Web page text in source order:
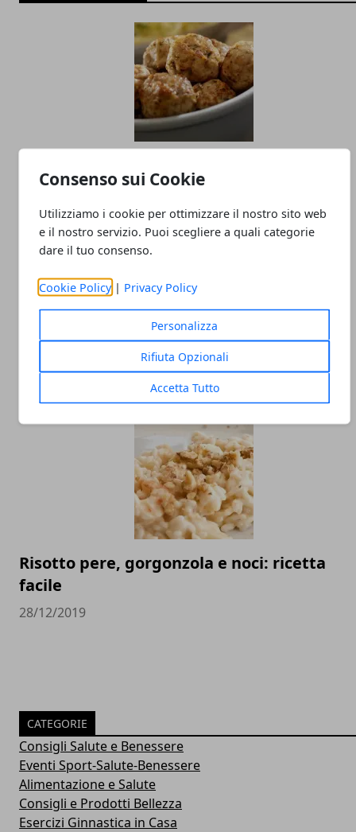
Consenso sui Cookie
Utilizziamo i cookie per ottimizzare il nostro sito web
e il nostro servizio. Puoi scegliere a quali categorie
dare il tuo consenso.
Cookie Policy | Privacy Policy
Personalizza
Rifiuta Opzionali
Accetta Tutto
Ricetta involtini di pollo con funghi
Risotto pere, gorgonzola e noci: ricetta
facile
28/12/2019
CATEGORIE
Consigli Salute e Benessere
Eventi Sport-Salute-Benessere
Alimentazione e Salute
Consigli e Prodotti Bellezza
Esercizi Ginnastica in Casa